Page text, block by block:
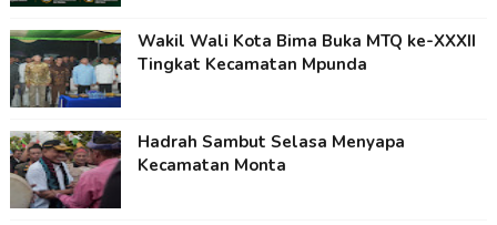
Wakil Wali Kota Bima Buka MTQ ke-XXXII
Tingkat Kecamatan Mpunda
Hadrah Sambut Selasa Menyapa
Kecamatan Monta